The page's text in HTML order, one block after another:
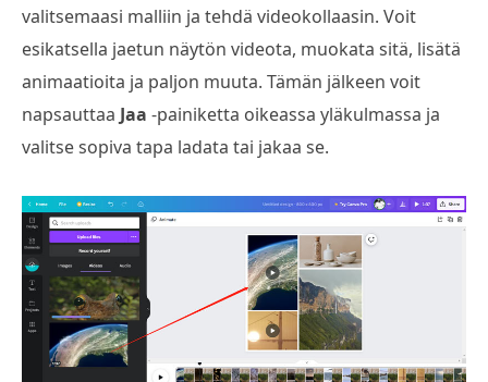
valitsemaasi malliin ja tehdä videokollaasin. Voit
esikatsella jaetun näytön videota, muokata sitä, lisätä
animaatioita ja paljon muuta. Tämän jälkeen voit
napsauttaa Jaa -painiketta oikeassa yläkulmassa ja
valitse sopiva tapa ladata tai jakaa se.